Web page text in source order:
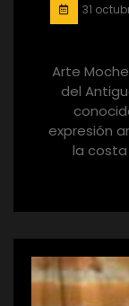
31
Arte
del
expresión
la costa